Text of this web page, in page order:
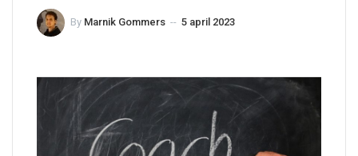
By Marnik Gommers -- 5 april 2023